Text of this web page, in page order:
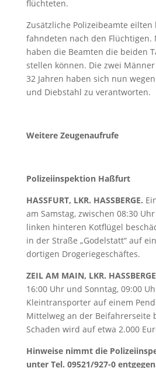
flüchteten.
Zusätzliche Polizeibeamte
fahndeten nach den Flüchtigen.
haben die Beamten die beiden
stellen können. Die zwei
32 Jahren haben sich nun
und Diebstahl zu verantworten.
Weitere Zeugenaufrufe
Polizeiinspektion Haßfurt
HASSFURT, LKR. HASSBERGE.
am Samstag, zwischen 08:30
linken hinteren Kotflügel
in der Straße „Godelstatt“ auf
dortigen Drogeriegeschäftes.
ZEIL AM MAIN, LKR.
16:00 Uhr und Sonntag, 09:00
Kleintransporter auf einem
Mittelweg an der Beifahrerseite
Schaden wird auf etwa 2.000
Hinweise nimmt die
unter Tel. 09521/927-0